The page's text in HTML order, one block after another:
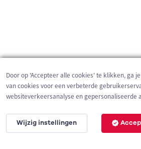
200 m
Door op 'Accepteer alle cookies' te klikken, ga
van cookies voor een verbeterde
websiteverkeersanalyse en gepersonaliseerde
Wijzig instellingen